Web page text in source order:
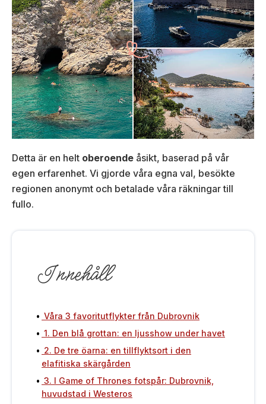
Detta är en helt oberoende åsikt, baserad på vår
egen erfarenhet. Vi gjorde våra egna val, besökte
regionen anonymt och betalade våra räkningar till
fullo.
Innehåll
Våra 3 favoritutflykter från Dubrovnik
1. Den blå grottan: en ljusshow under havet
2. De tre öarna: en tillflyktsort i den
elafitiska skärgården
3. I Game of Thrones fotspår: Dubrovnik,
huvudstad i Westeros